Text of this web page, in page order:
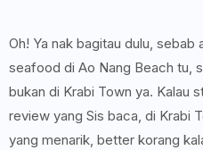
Oh! Ya nak bagitau dulu, sebab
seafood di Ao Nang Beach tu,
bukan di Krabi Town ya. Kalau
review yang Sis baca, di Krabi
yang menarik, better korang